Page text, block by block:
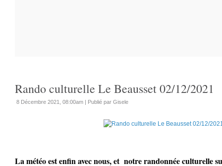
Rando culturelle Le Beausset 02/12/2021
8 Décembre 2021, 08:00am | Publié par Gisele
La météo est enfin avec nous, et notre randonnée culturelle